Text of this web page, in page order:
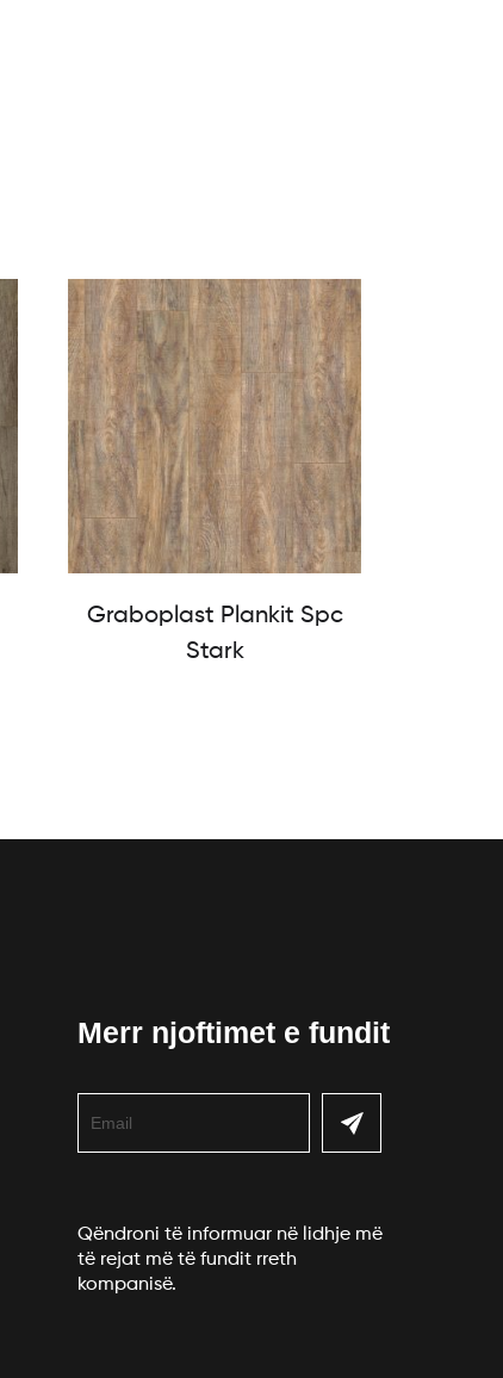
Graboplast Plankit Spc
Stark
Merr njoftimet e fundit
Qëndroni të informuar në lidhje më
të rejat më të fundit rreth
kompanisë.